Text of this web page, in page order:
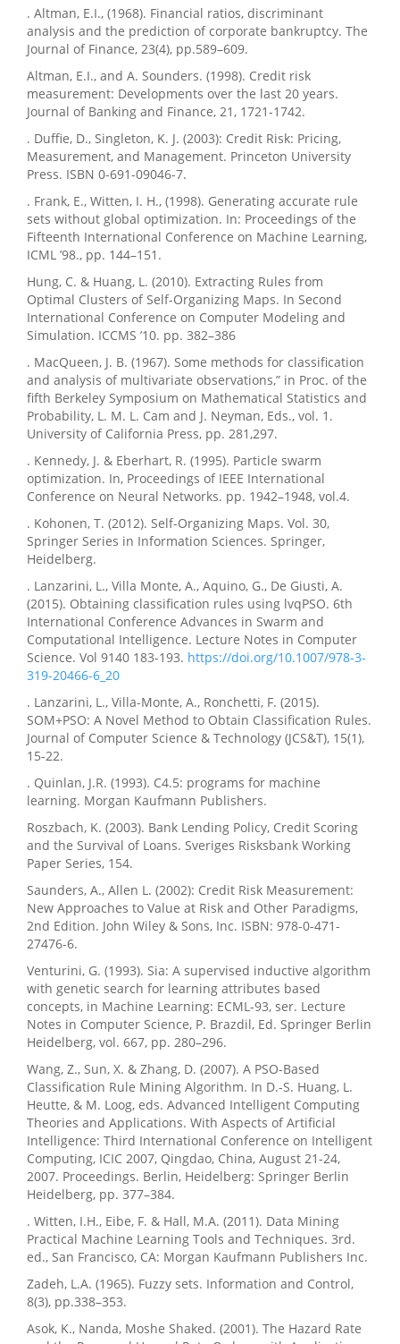
. Altman, E.I., (1968). Financial ratios, discriminant
analysis and the prediction of corporate bankruptcy. The
Journal of Finance, 23(4), pp.589–609.
Altman, E.I., and A. Sounders. (1998). Credit risk
measurement: Developments over the last 20 years.
Journal of Banking and Finance, 21, 1721-1742.
. Duffie, D., Singleton, K. J. (2003): Credit Risk: Pricing,
Measurement, and Management. Princeton University
Press. ISBN 0-691-09046-7.
. Frank, E., Witten, I. H., (1998). Generating accurate rule
sets without global optimization. In: Proceedings of the
Fifteenth International Conference on Machine Learning,
ICML ’98., pp. 144–151.
Hung, C. & Huang, L. (2010). Extracting Rules from
Optimal Clusters of Self-Organizing Maps. In Second
International Conference on Computer Modeling and
Simulation. ICCMS ’10. pp. 382–386
. MacQueen, J. B. (1967). Some methods for classification
and analysis of multivariate observations,” in Proc. of the
fifth Berkeley Symposium on Mathematical Statistics and
Probability, L. M. L. Cam and J. Neyman, Eds., vol. 1.
University of California Press, pp. 281,297.
. Kennedy, J. & Eberhart, R. (1995). Particle swarm
optimization. In, Proceedings of IEEE International
Conference on Neural Networks. pp. 1942–1948, vol.4.
. Kohonen, T. (2012). Self-Organizing Maps. Vol. 30,
Springer Series in Information Sciences. Springer,
Heidelberg.
. Lanzarini, L., Villa Monte, A., Aquino, G., De Giusti, A.
(2015). Obtaining classification rules using lvqPSO. 6th
International Conference Advances in Swarm and
Computational Intelligence. Lecture Notes in Computer
Science. Vol 9140 183-193. https://doi.org/10.1007/978-3-
319-20466-6_20
. Lanzarini, L., Villa-Monte, A., Ronchetti, F. (2015).
SOM+PSO: A Novel Method to Obtain Classification Rules.
Journal of Computer Science & Technology (JCS&T), 15(1),
15-22.
. Quinlan, J.R. (1993). C4.5: programs for machine
learning. Morgan Kaufmann Publishers.
Roszbach, K. (2003). Bank Lending Policy, Credit Scoring
and the Survival of Loans. Sveriges Risksbank Working
Paper Series, 154.
Saunders, A., Allen L. (2002): Credit Risk Measurement:
New Approaches to Value at Risk and Other Paradigms,
2nd Edition. John Wiley & Sons, Inc. ISBN: 978-0-471-
27476-6.
Venturini, G. (1993). Sia: A supervised inductive algorithm
with genetic search for learning attributes based
concepts, in Machine Learning: ECML-93, ser. Lecture
Notes in Computer Science, P. Brazdil, Ed. Springer Berlin
Heidelberg, vol. 667, pp. 280–296.
Wang, Z., Sun, X. & Zhang, D. (2007). A PSO-Based
Classification Rule Mining Algorithm. In D.-S. Huang, L.
Heutte, & M. Loog, eds. Advanced Intelligent Computing
Theories and Applications. With Aspects of Artificial
Intelligence: Third International Conference on Intelligent
Computing, ICIC 2007, Qingdao, China, August 21-24,
2007. Proceedings. Berlin, Heidelberg: Springer Berlin
Heidelberg, pp. 377–384.
. Witten, I.H., Eibe, F. & Hall, M.A. (2011). Data Mining
Practical Machine Learning Tools and Techniques. 3rd.
ed., San Francisco, CA: Morgan Kaufmann Publishers Inc.
Zadeh, L.A. (1965). Fuzzy sets. Information and Control,
8(3), pp.338–353.
Asok, K., Nanda, Moshe Shaked. (2001). The Hazard Rate